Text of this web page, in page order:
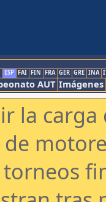
ESP FAI FIN FRA GER GRE INA
AUT Imágenes
la